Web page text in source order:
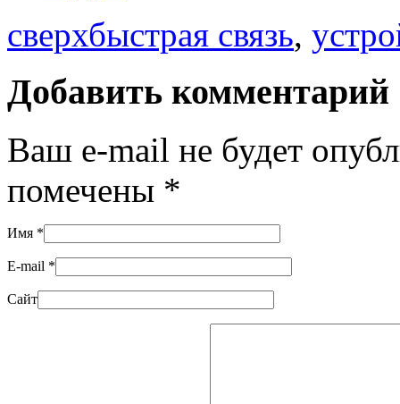
сверхбыстрая связь,
Добавить комментарий
Ваш e-mail не будет
помечены *
Имя *
E-mail *
Сайт